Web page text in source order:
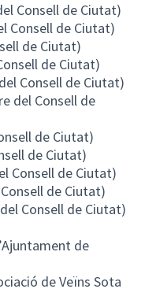
Consell de Ciutat)
Consell de Ciutat)
de Ciutat)
de Ciutat)
Consell de Ciutat)
del Consell de
de Ciutat)
de Ciutat)
Consell de Ciutat)
de Ciutat)
Consell de Ciutat)
de
de Veïns Sota